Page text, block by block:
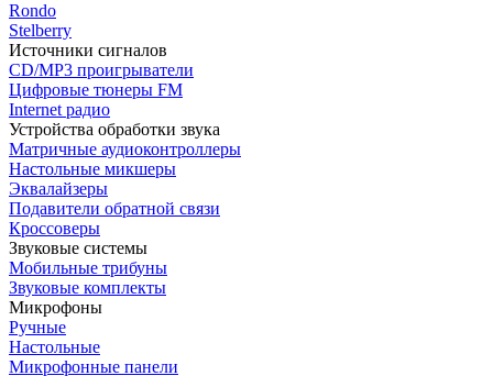
Rondo
Stelberry
Источники сигналов
CD/MP3 проигрыватели
Цифровые тюнеры FM
Internet радио
Устройства обработки звука
Матричные аудиоконтроллеры
Настольные микшеры
Эквалайзеры
Подавители обратной связи
Кроссоверы
Звуковые системы
Мобильные трибуны
Звуковые комплекты
Микрофоны
Ручные
Настольные
Микрофонные панели